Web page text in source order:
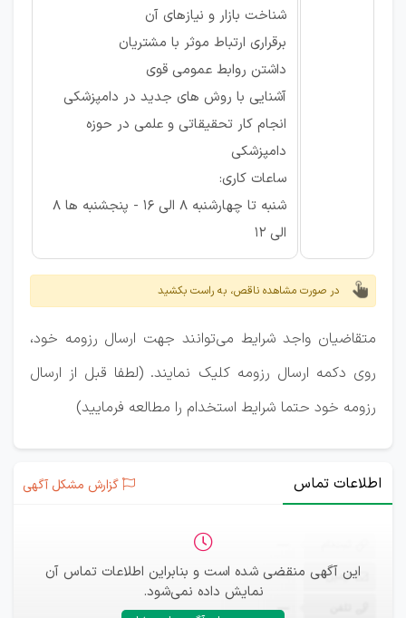
شناخت بازار و نیازهای آن
برقراری ارتباط موثر با مشتریان
داشتن روابط عمومی قوی
آشنایی با روش های جدید در دامپزشکی
انجام کار تحقیقاتی و علمی در حوزه
دامپزشکی
ساعات کاری:
شنبه تا چهارشنبه 8 الی 16 - پنجشنبه ها 8
الی 12
در صورت مشاهده ناقص، به راست بکشید
متقاضیان واجد شرایط می‌توانند جهت ارسال رزومه خود،
روی دکمه ارسال رزومه کلیک نمایند. (لطفا قبل از ارسال
رزومه خود حتما شرایط استخدام را مطالعه فرمایید)
اطلاعات تماس گزارش مشکل آگهی
این آگهی منقضی شده است و بنابراین اطلاعات تماس آن
نمایش داده نمی‌شود.
ایمیل —
—